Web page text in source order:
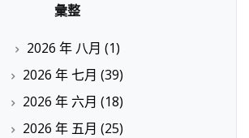
彙整
2026 年 八月 (1)
2026 年 七月 (39)
2026 年 六月 (18)
2026 年 五月 (25)